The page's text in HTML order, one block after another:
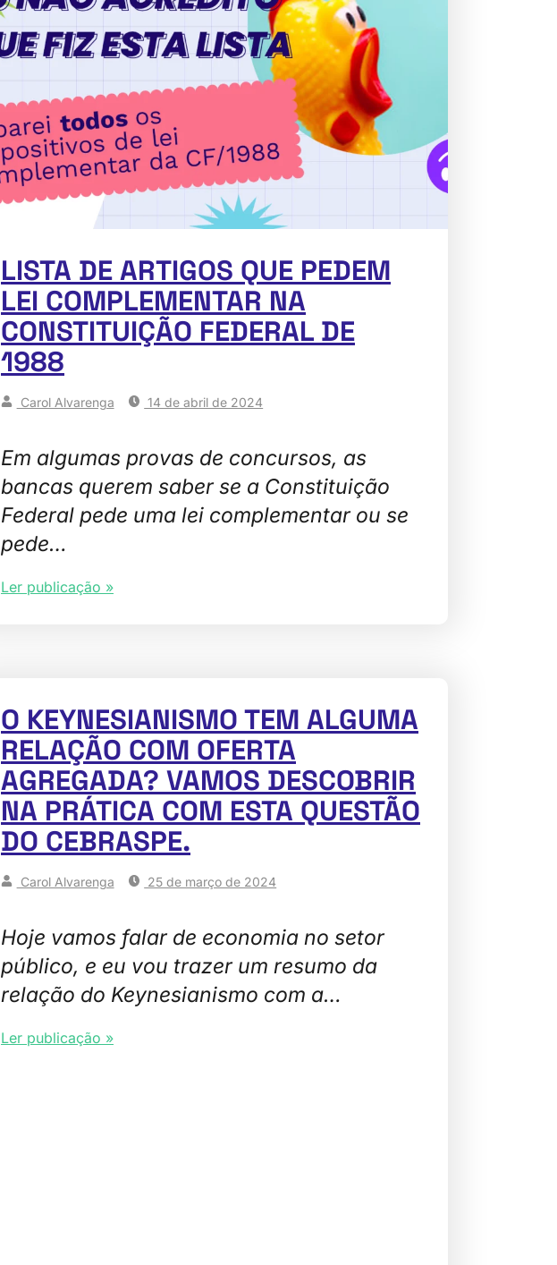
LISTA DE ARTIGOS QUE PEDEM
LEI COMPLEMENTAR NA
CONSTITUIÇÃO FEDERAL DE
1988
Carol Alvarenga 14 de abril de 2024
Em algumas provas de concursos, as
bancas querem saber se a Constituição
Federal pede uma lei complementar ou se
pede…
Ler publicação »
O KEYNESIANISMO TEM ALGUMA
RELAÇÃO COM OFERTA
AGREGADA? VAMOS DESCOBRIR
NA PRÁTICA COM ESTA QUESTÃO
DO CEBRASPE.
Carol Alvarenga 25 de março de 2024
Hoje vamos falar de economia no setor
público, e eu vou trazer um resumo da
relação do Keynesianismo com a…
Ler publicação »